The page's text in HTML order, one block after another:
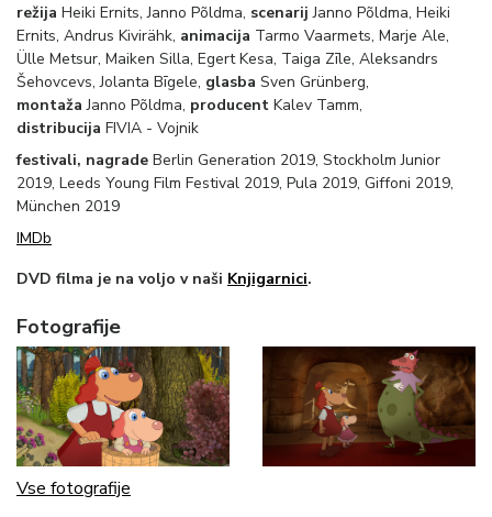
režija Heiki Ernits, Janno Põldma, scenarijJanno Põldma, Heiki
Ernits, Andrus Kivirähk, animacija Tarmo Vaarmets, Marje Ale,
Ülle Metsur, Maiken Silla, Egert Kesa, Taiga Zīle, Aleksandrs
Šehovcevs, Jolanta Bīgele, glasba Sven Grünberg,
montažaJanno Põldma, producent Kalev Tamm,
distribucija FIVIA - Vojnik
festivali, nagrade Berlin Generation 2019, Stockholm Junior
2019, Leeds Young Film Festival 2019, Pula 2019, Giffoni 2019,
München 2019
IMDb
DVD filma je na voljo v naši Knjigarnici.
Fotografije
Vse fotografije